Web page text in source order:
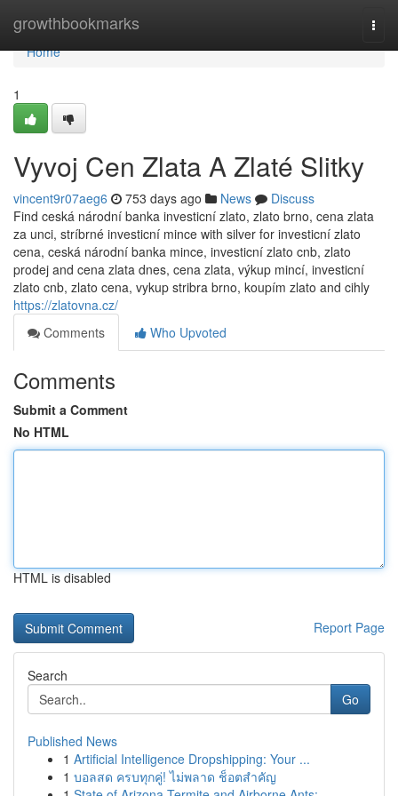
growthbookmarks
Home
Home
1
Vyvoj Cen Zlata A Zlaté Slitky
vincent9r07aeg6 753 days ago News
Discuss
Find ceská národní banka investicní zlato, zlato brno, cena zlata
za unci, stríbrné investicní mince with silver for investicní zlato
cena, ceská národní banka mince, investicní zlato cnb, zlato
prodej and cena zlata dnes, cena zlata, výkup mincí, investicní
zlato cnb, zlato cena, vykup stribra brno, koupím zlato and cihly
https://zlatovna.cz/
Comments
Who Upvoted
Comments
Submit a Comment
No HTML
HTML is disabled
Report Page
Search
Go
Published News
1 Artificial Intelligence Dropshipping: Your ...
1 บอลสด ครบทุกคู่! ไม่พลาด ช็อตสำคัญ